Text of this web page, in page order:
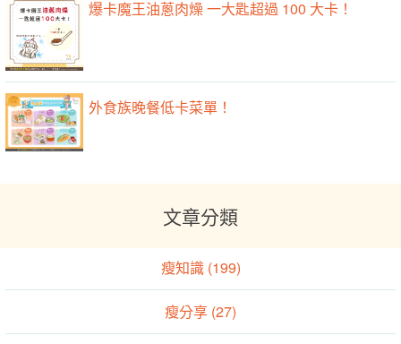
爆卡魔王油蔥肉燥 一大匙超過 100 大卡！
外食族晚餐低卡菜單！
文章分類
瘦知識 (199)
瘦分享 (27)